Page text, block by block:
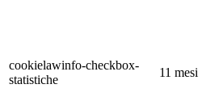
cookielawinfo-checkbox-
statistiche
11 mesi